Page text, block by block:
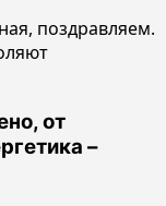
поздравляем.
от
–